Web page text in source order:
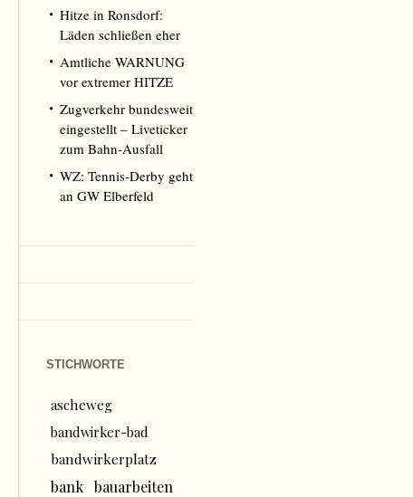
Hitze in Ronsdorf:
Läden schließen eher
Amtliche WARNUNG
vor extremer HITZE
Zugverkehr bundesweit
eingestellt – Liveticker
zum Bahn-Ausfall
WZ: Tennis-Derby geht
an GW Elberfeld
STICHWORTE
ascheweg
bandwirker-bad
bandwirkerplatz
bank bauarbeiten